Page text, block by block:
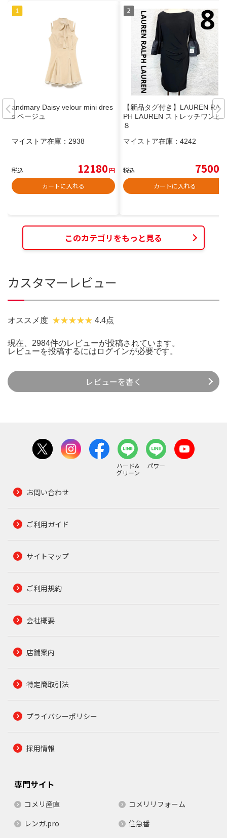
andmary Daisy velour mini dres
s ベージュ
マイストア在庫： 2938
税込 12180円
カートに入れる
【新品タグ付き】LAUREN RAL
PH LAUREN ストレッチワンピ
８
マイストア在庫： 4242
税込 7500
カートに入れる
このカテゴリをもっと見る
カスタマーレビュー
オススメ度 4.4点
現在、2984件のレビューが投稿されています。
レビューを投稿するには ログインが必要です。
レビューを書く
ハード&
グリーン
パワー
お問い合わせ
ご利用ガイド
サイトマップ
ご利用規約
会社概要
店舗案内
特定商取引法
プライバシーポリシー
採用情報
専門サイト
コメリ産直
コメリリフォーム
レンガ.pro
住急番